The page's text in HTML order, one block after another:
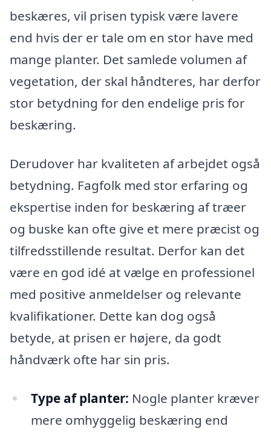
beskæres, vil prisen typisk være lavere
end hvis der er tale om en stor have med
mange planter. Det samlede volumen af
vegetation, der skal håndteres, har derfor
stor betydning for den endelige pris for
beskæring.
Derudover har kvaliteten af arbejdet også
betydning. Fagfolk med stor erfaring og
ekspertise inden for beskæring af træer
og buske kan ofte give et mere præcist og
tilfredsstillende resultat. Derfor kan det
være en god idé at vælge en professionel
med positive anmeldelser og relevante
kvalifikationer. Dette kan dog også
betyde, at prisen er højere, da godt
håndværk ofte har sin pris.
Type af planter: Nogle planter kræver
mere omhyggelig beskæring end